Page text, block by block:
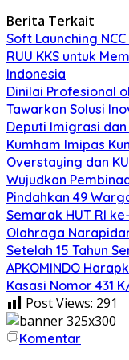
Berita Terkait
Soft Launching
RUU KKS untuk
Indonesia
Dinilai Profesional
Tawarkan Solusi
Deputi Imigrasi
Kumham Imipas
Overstaying dan
Wujudkan
Pindahkan 49
Semarak HUT RI
Olahraga
Setelah 15 Tahun
APKOMINDO
Kasasi Nomor 431
Post Views: 291
Komentar